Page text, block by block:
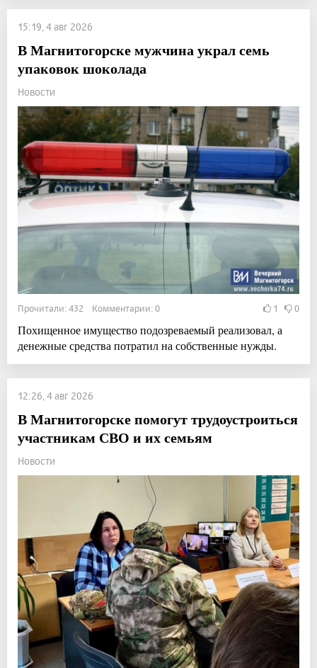
15:19, 4 авг 2026
В Магнитогорске мужчина украл семь
упаковок шоколада
Новости
Прочитали: 432 Комментарии: 0 1 0
Похищенное имущество подозреваемый реализовал, а
денежные средства потратил на собственные нужды.
12:26, 4 авг 2026
В Магнитогорске помогут трудоустроиться
участникам СВО и их семьям
Новости